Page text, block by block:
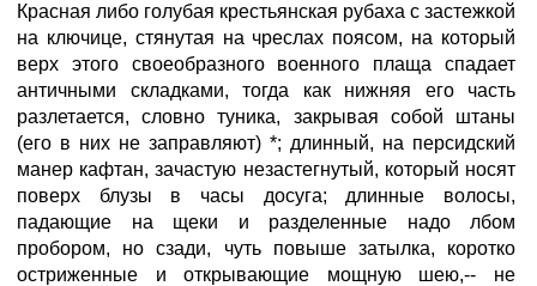
Красная либо голубая крестьянская рубаха с застежкой
на ключице, стянутая на чреслах поясом, на который
верх этого своеобразного военного плаща спадает
античными складками, тогда как нижняя его часть
разлетается, словно туника, закрывая собой штаны
(его в них не заправляют) *; длинный, на персидский
манер кафтан, зачастую незастегнутый, который носят
поверх блузы в часы досуга; длинные волосы,
падающие на щеки и разделенные надо лбом
пробором, но сзади, чуть повыше затылка, коротко
остриженные и открывающие мощную шею,-- не